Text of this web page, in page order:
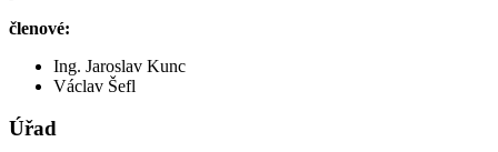
členové:
Ing. Jaroslav Kunc
Václav Šefl
Úřad